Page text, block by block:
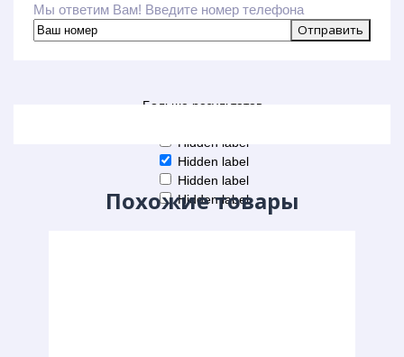
Больше результатов
Hidden label
Hidden label
Hidden label
Hidden label
Мы ответим Вам! Введите номер телефона
Похожие товары